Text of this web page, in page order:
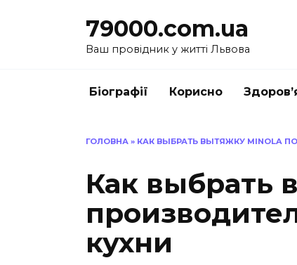
79000.com.ua
Ваш провідник у житті Львова
Біографії Корисно
ГОЛОВНА » КАК ВЫБРАТЬ ВЫТЯЖКУ MINOLA
Как выбрать
кухни